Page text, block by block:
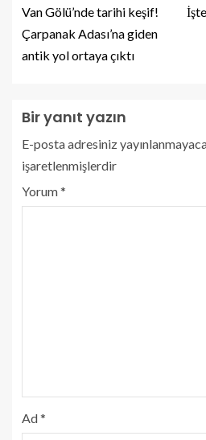
Van Gölü’nde tarihi keşif!
Çarpanak Adası’na giden
antik yol ortaya çıktı
Bir yanıt yazın
E-posta adresiniz
işaretlenmişlerdir
Yorum*
Ad*